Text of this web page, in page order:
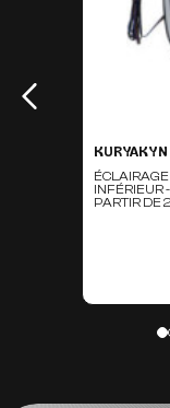
KURYAKYN
INFÉRIEUR
PARTIR DE